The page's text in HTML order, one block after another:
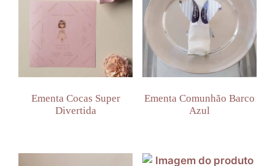
Ementa Cocas Super
Divertida
Ementa Comunhão Barco
Azul